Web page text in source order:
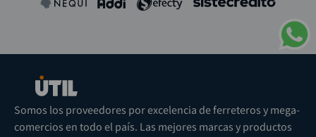
Somos los proveedores por excelencia de ferreteros y mega-
comercios en todo el país. Las mejores marcas y productos